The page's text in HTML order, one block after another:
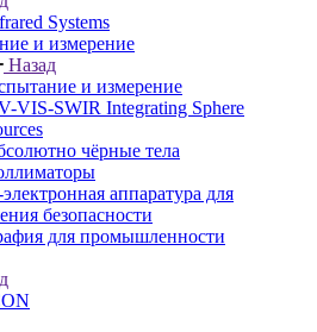
Systems
и измерение
Назад
и измерение
VIS-SWIR Integrating Sphere
чёрные тела
аппаратура для
безопасности
для промышленности